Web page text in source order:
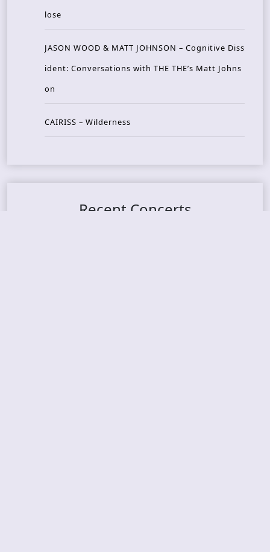
lose
JASON WOOD & MATT JOHNSON – Cognitive Diss
ident: Conversations with THE THE’s Matt Johns
on
CAIRISS – Wilderness
Recent Concerts